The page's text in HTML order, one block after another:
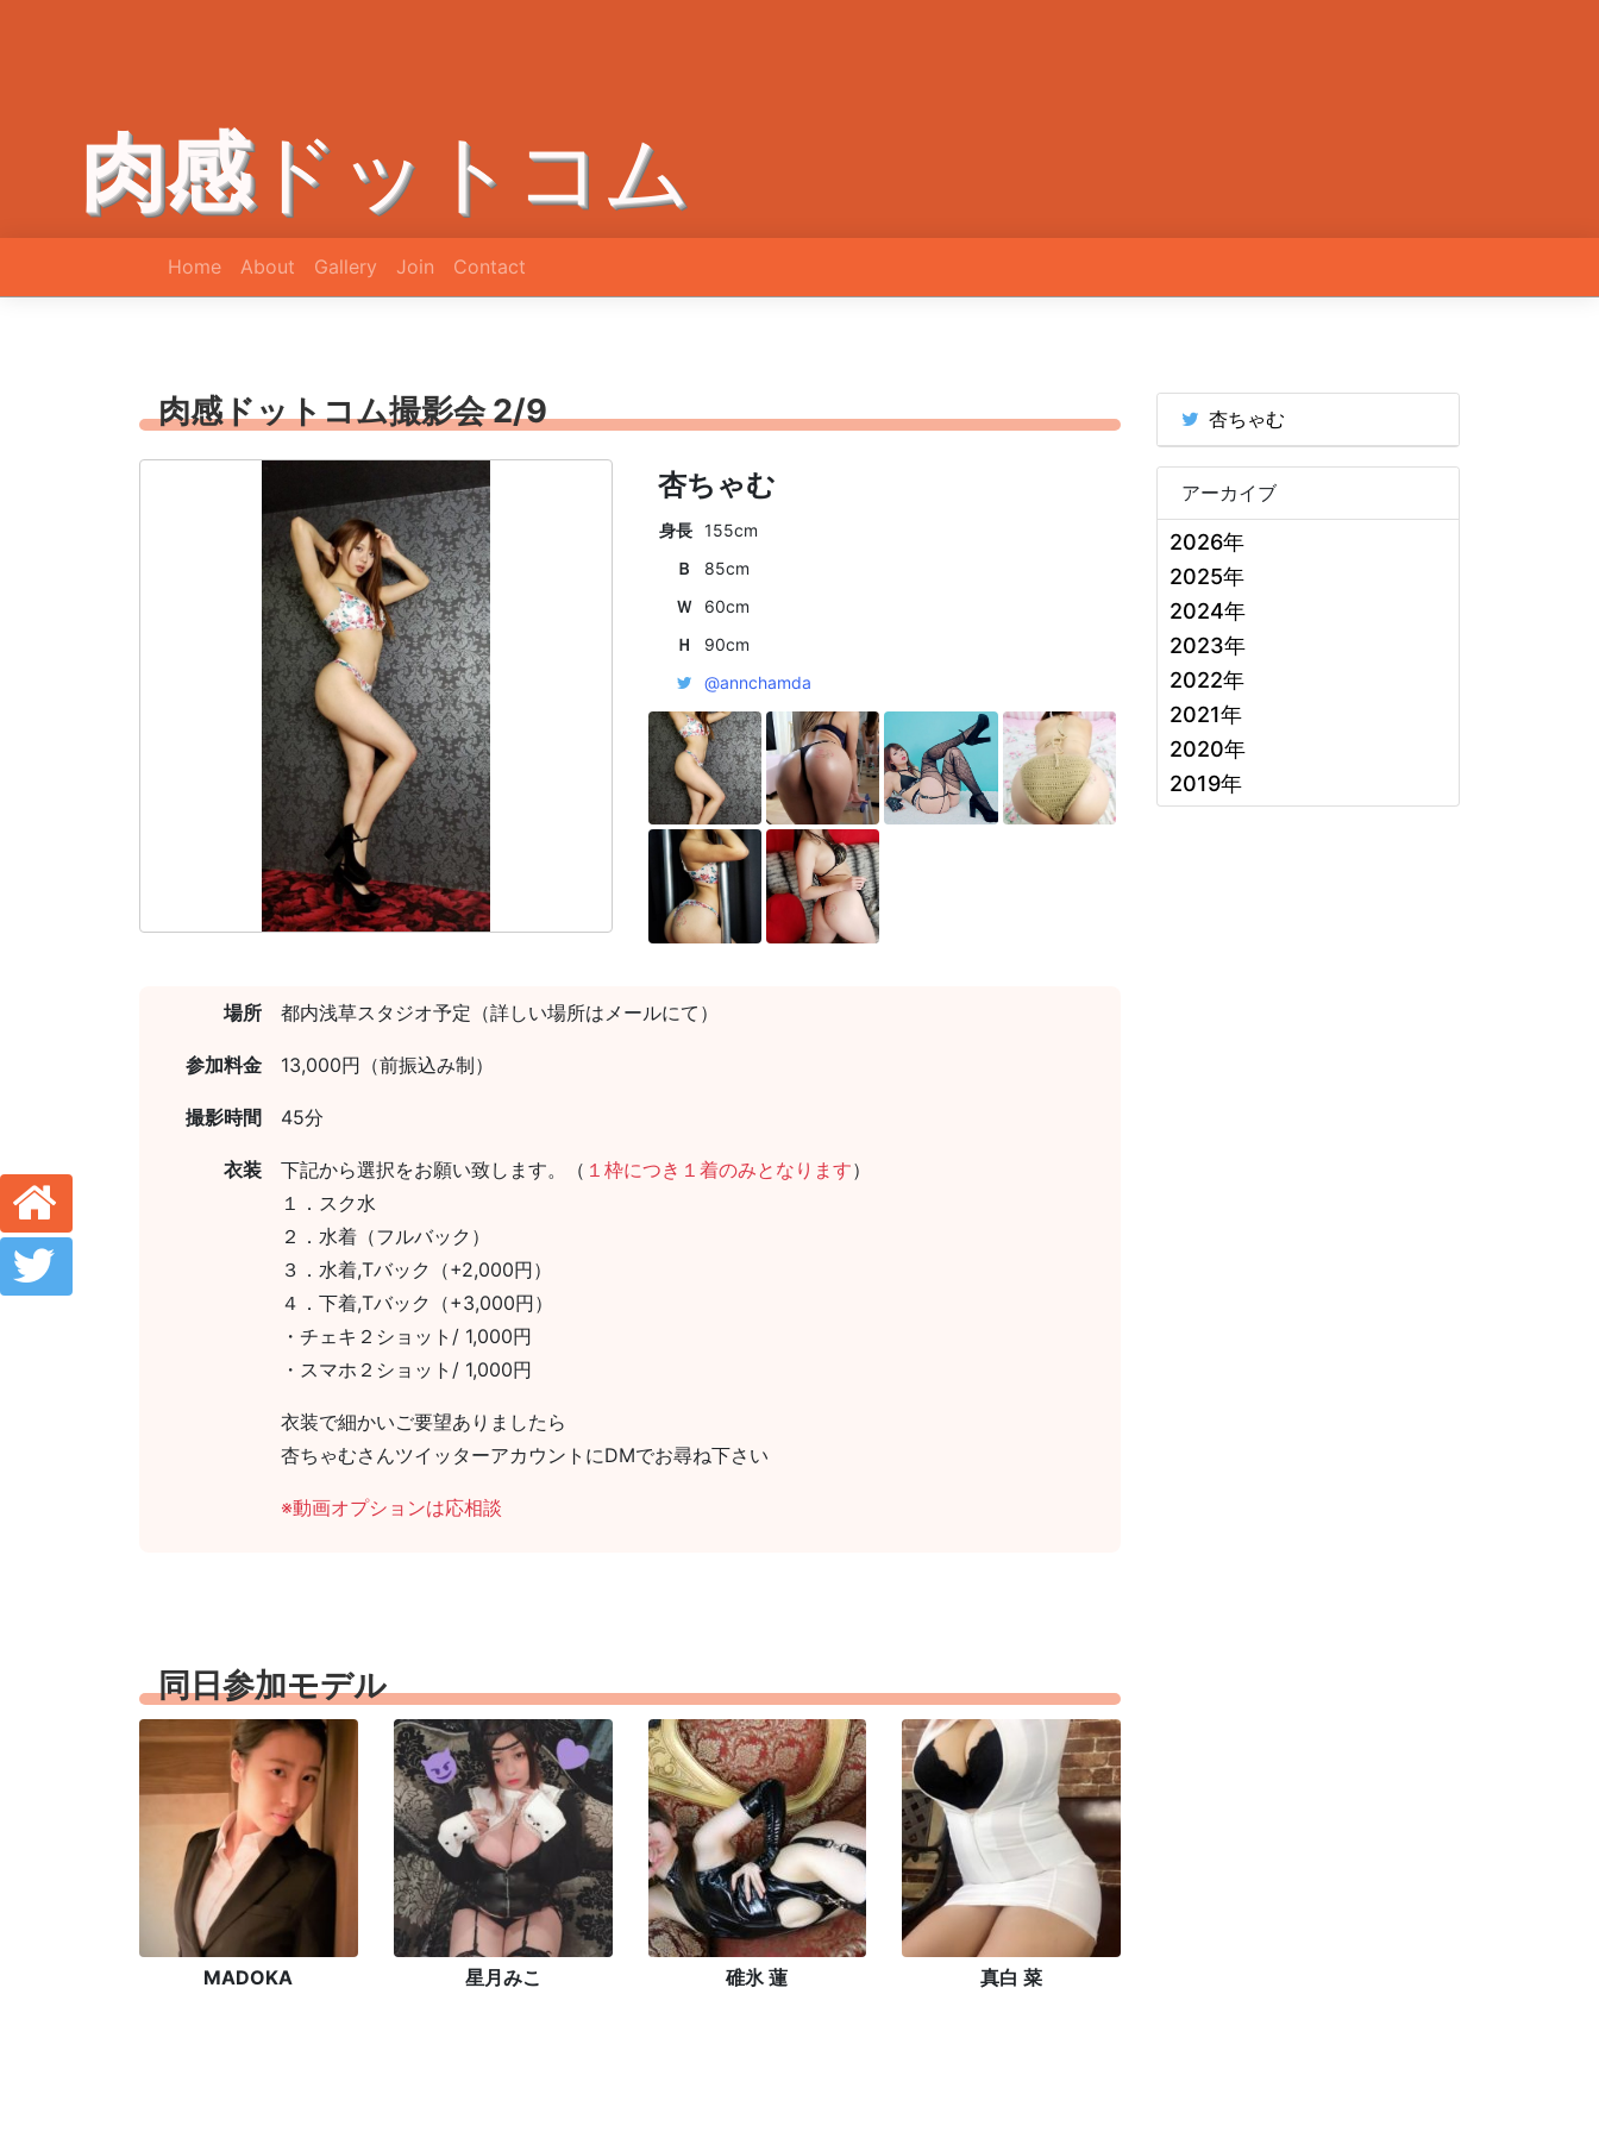
肉感ドットコム
Home About Gallery Join Contact
肉感ドットコム撮影会 2/9
杏ちゃむ
身長
155cm
Ｂ
85cm
Ｗ
60cm
Ｈ
90cm
@annchamda
場所 都内浅草スタジオ予定（詳しい場所はメールにて）
参加料金 13,000円（前振込み制）
撮影時間 45分
衣装 下記から選択をお願い致します。（ １枠につき１着のみとなります）
１．スク水
２．水着（フルバック）
３．水着,Tバック（+2,000円）
４．下着,Tバック（+3,000円）
・チェキ２ショット/ 1,000円
・スマホ２ショット/ 1,000円
衣装で細かいご要望ありましたら
杏ちゃむさんツイッターアカウントにDMでお尋ね下さい
※動画オプションは応相談
同日参加モデル
MADOKA 星月みこ 碓氷 蓮 真白 菜
杏ちゃむ
アーカイブ
2026年
2025年
2024年
2023年
2022年
2021年
2020年
2019年